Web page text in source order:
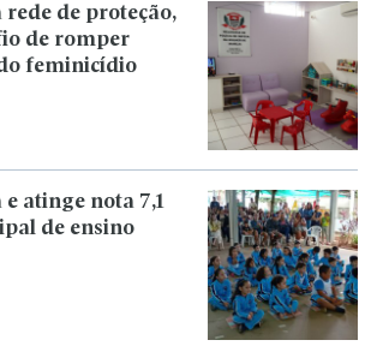
de proteção,
de romper
feminicídio
atinge nota 7,1
de ensino